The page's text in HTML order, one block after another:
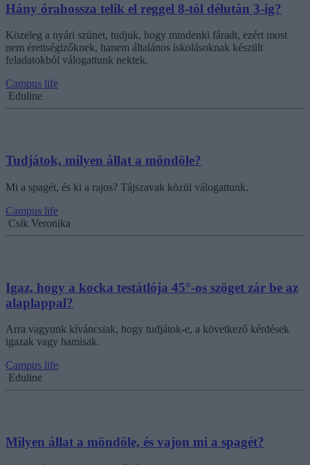
Hány órahossza telik el reggel 8-tól délután 3-ig?
Közeleg a nyári szünet, tudjuk, hogy mindenki fáradt, ezért most
nem érettségizőknek, hanem általános iskolásoknak készült
feladatokból válogattunk nektek.
Campus life
Eduline
Tudjátok, milyen állat a möndöle?
Mi a spagét, és ki a rajos? Tájszavak közül válogattunk.
Campus life
Csik Veronika
Igaz, hogy a kocka testátlója 45°-os szöget zár be az
alaplappal?
Arra vagyunk kíváncsiak, hogy tudjátok-e, a következő kérdések
igazak vagy hamisak.
Campus life
Eduline
Milyen állat a möndöle, és vajon mi a spagét?